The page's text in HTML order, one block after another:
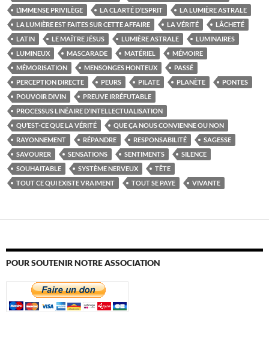
L’IMMENSE PRIVILÈGE
LA CLARTÉ D’ESPRIT
LA LUMIÈRE ASTRALE
LA LUMIÈRE EST FAITES SUR CETTE AFFAIRE
LA VÉRITÉ
LÂCHETÉ
LATIN
LE MAÎTRE JÉSUS LUMIÈRE ASTRALE
LUMINAIRES
LUMINEUX
MASCARADE MATÉRIEL
MÉMOIRE
MÉMORISATION
MENSONGES HONTEUX
PASSÉ
PERCEPTION DIRECTE
PEURS PILATE PLANÈTE
PONTES
POUVOIR DIVIN
PREUVE IRRÉFUTABLE
PROCESSUS LINÉAIRE D’INTELLECTUALISATION
QU’EST-CE QUE LA VÉRITÉ
QUE ÇA NOUS CONVIENNE OU NON
RAYONNEMENT
RÉPANDRE RESPONSABILITÉ
SAGESSE
SAVOURER
SENSATIONS SENTIMENTS
SILENCE
SOUHAITABLE
SYSTÈME NERVEUX
TÊTE
TOUT CE QUI EXISTE VRAIMENT
TOUT SE PAYE VIVANTE
POUR SOUTENIR NOTRE ASSOCIATION